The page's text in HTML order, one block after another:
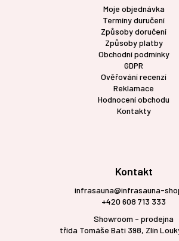
Moje objednávka
Termíny duručení
Způsoby doručení
Způsoby platby
Obchodní podmínky
GDPR
Ověřování recenzí
Reklamace
Hodnocení obchodu
Kontakty
Kontakt
infrasauna@infrasauna-
+420 608 713 333
Showroom - prodejna
třída Tomáše Bati 398, Zlín